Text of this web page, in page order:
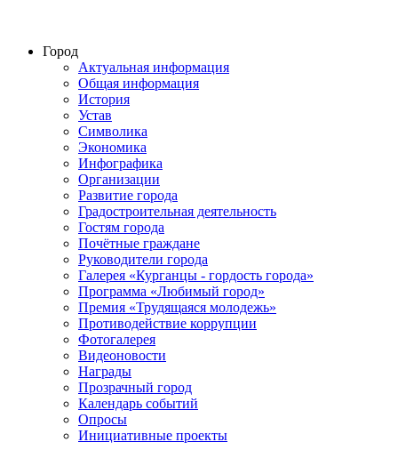
Город
Актуальная информация
Общая информация
История
Устав
Символика
Экономика
Инфографика
Организации
Развитие города
Градостроительная деятельность
Гостям города
Почётные граждане
Руководители города
Галерея «Курганцы - гордость города»
Программа «Любимый город»
Премия «Трудящаяся молодежь»
Противодействие коррупции
Фотогалерея
Видеоновости
Награды
Прозрачный город
Календарь событий
Опросы
Инициативные проекты